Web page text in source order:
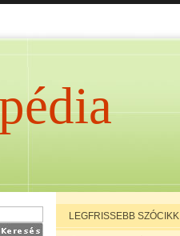
LEGFRISSEBB SZÓCIKK